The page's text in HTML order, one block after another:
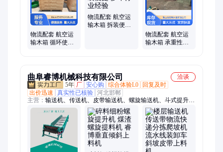
物流配套 航空运
输木箱 循环使用
物流配套 航空运
输木箱 拆装便捷
物流配套 航空运
输木箱 承重性强
曲阜睿博机械科技有限公司
洽谈
5年 厂 安心购 综合体验L0
回复及时
出价迅速
真实性已核验 河北邯郸
主营： 输送机、传送机、皮带输送机、螺旋输送机、斗式提升
机、翻斗上料机、升降机、货梯